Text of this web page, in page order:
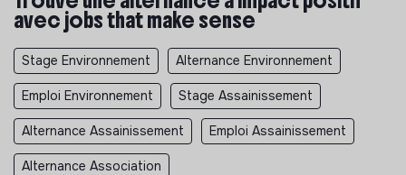
avec jobs that make sense
Stage Environnement Alternance Environnement
Emploi Environnement Stage Assainissement
Alternance Assainissement Emploi Assainissement
Alternance Association